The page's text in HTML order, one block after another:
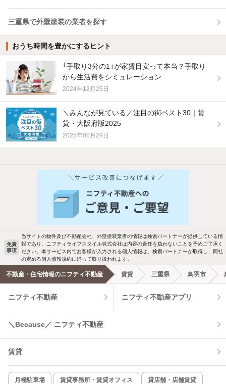
三重県で外壁塗装の業者を探す
おうち時間を豊かにするヒント
「手取り3分の1」が家賃目安って本当？手取り
から生活費をシミュレーション
2024年12月25日
＼みんなが見ている／注目の街ベスト30｜賃
貸・大阪府版2025
2025年05月29日
バス・トイレ別 2階以上
洗濯機置場あり 独立洗面台
エアコンあり 都市ガス
温水洗浄便座 オートロック
コンロ2口以上
新着のみ インターネット無料
免責
事項
当サイトの物件及び不動産会社、外壁塗装業者の情報は検索パートナーが提供している情
報であり、ニフティライフスタイル株式会社は内容の責任を負わないことを予めご了承く
ださい。本サービス内でお客様が入力される個人情報は、検索パートナーが取得し、同社
の定める個人情報規約に従って取り扱われます。
不動産・住宅情報のニフティ不動産 賃貸 三重県 鳥羽市
ニフティ不動産 ニフティ不動産アプリ
＼Because／ ニフティ不動産
賃貸
月極駐車場 賃貸事務所・賃貸オフィス 貸店舗・店舗賃貸